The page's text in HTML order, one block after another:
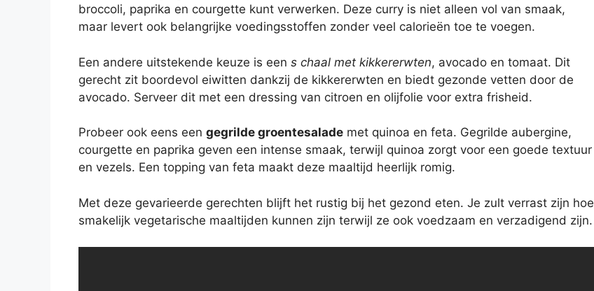
broccoli, paprika en courgette kunt verwerken. Deze curry is niet alleen vol van smaak,
maar levert ook belangrijke voedingsstoffen zonder veel calorieën toe te voegen.
Een andere uitstekende keuze is een s chaal met kikkererwten, avocado en tomaat. Dit
gerecht zit boordevol eiwitten dankzij de kikkererwten en biedt gezonde vetten door de
avocado. Serveer dit met een dressing van citroen en olijfolie voor extra frisheid.
Probeer ook eens een gegrilde groentesalade met quinoa en feta. Gegrilde aubergine,
courgette en paprika geven een intense smaak, terwijl quinoa zorgt voor een goede textuur
en vezels. Een topping van feta maakt deze maaltijd heerlijk romig.
Met deze gevarieerde gerechten blijft het rustig bij het gezond eten. Je zult verrast zijn hoe
smakelijk vegetarische maaltijden kunnen zijn terwijl ze ook voedzaam en verzadigend zijn.